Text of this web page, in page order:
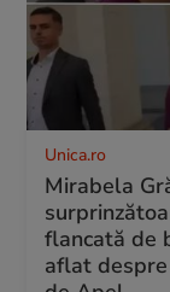
Unica.ro
Mirabela
flancată de
aflat